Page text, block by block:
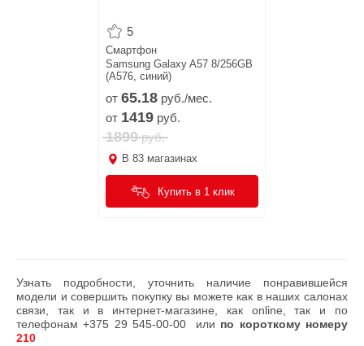
5
Смартфон
Samsung Galaxy A57 8/256GB
(A576, синий)
от 65.18 руб./мес.
от 1419 руб.
1899руб.
В 83 магазинах
Купить в 1 клик
Узнать подробности, уточнить наличие понравившейся
модели и совершить покупку вы можете как в наших салонах
связи, так и в интернет-магазине, как online, так и по
телефонам+375 29 545-00-00 или по короткому номеру
210